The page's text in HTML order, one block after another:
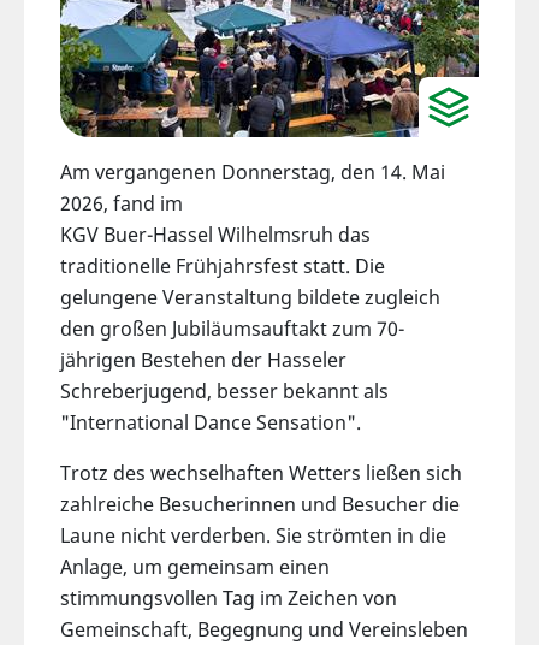
Am vergangenen Donnerstag, den 14. Mai
2026, fand im
KGV Buer-Hassel Wilhelmsruh das
traditionelle Frühjahrsfest statt. Die
gelungene Veranstaltung bildete zugleich
den großen Jubiläumsauftakt zum 70-
jährigen Bestehen der Hasseler
Schreberjugend, besser bekannt als
"International Dance Sensation".
Trotz des wechselhaften Wetters ließen sich
zahlreiche Besucherinnen und Besucher die
Laune nicht verderben. Sie strömten in die
Anlage, um gemeinsam einen
stimmungsvollen Tag im Zeichen von
Gemeinschaft, Begegnung und Vereinsleben